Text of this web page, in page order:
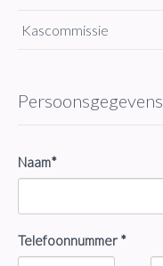
Kascommissie
Persoonsgegevens
Naam*
Telefoonnummer *